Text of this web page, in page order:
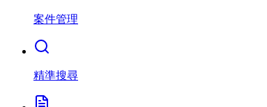
案件管理
精準搜尋